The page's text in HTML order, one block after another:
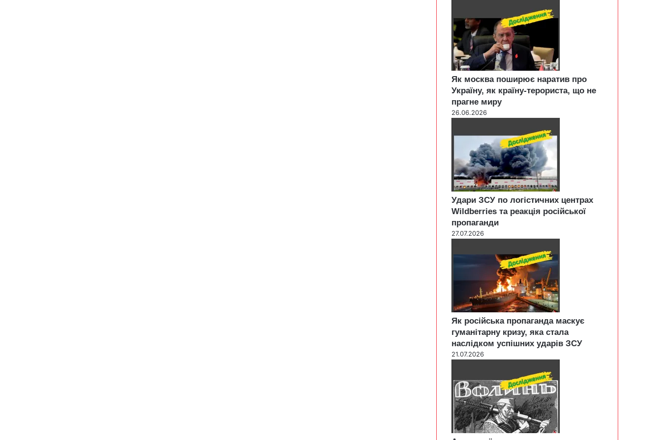
Як москва поширює наратив про
Україну, як країну-терориста, що не
прагне миру
26.06.2026
Удари ЗСУ по логістичних центрах
Wildberries та реакція російської
пропаганди
27.07.2026
Як російська пропаганда маскує
гуманітарну кризу, яка стала
наслідком успішних ударів ЗСУ
21.07.2026